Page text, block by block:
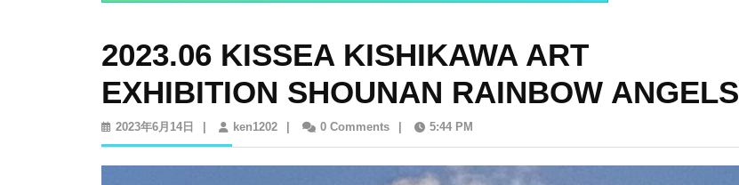
2023.06 KISSEA KISHIKAWA ART
EXHIBITION SHOUNAN RAINBOW ANGELS
2023年6月14日
2023
年
ken1202ken12020 Comments 5:44 PM